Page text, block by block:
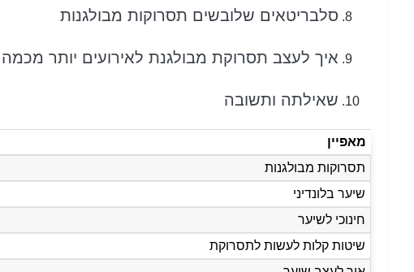
סלבריטאים שלובשים תסרוקות מבולגנות
איך לעצב תסרוקת מבולגנת לאירועים יותר מכמה
שאילתה ותשובה
מאפיין
תסרוקות מבולגנות
שיער בלונדיני
חינוכי לשיער
שיטות קלות לעשות לתסרוקת